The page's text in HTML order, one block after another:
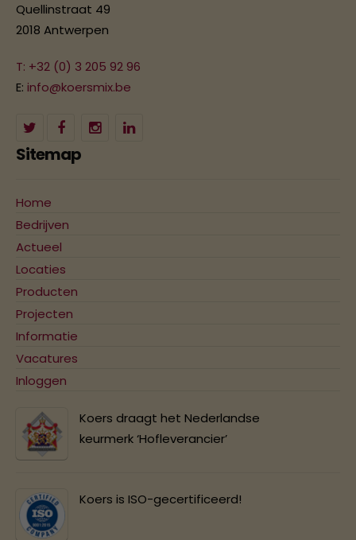
Quellinstraat 49
2018 Antwerpen
T: +32 (0) 3 205 92 96
E: info@koersmix.be
Sitemap
Home
Bedrijven
Actueel
Locaties
Producten
Projecten
Informatie
Vacatures
Inloggen
Koers draagt het Nederlandse
keurmerk ‘Hofleverancier’
Koers is ISO-gecertificeerd!